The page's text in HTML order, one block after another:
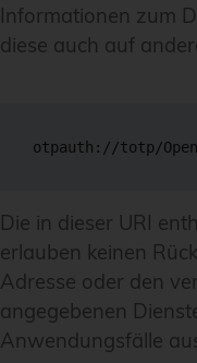
Informationen zum
diese auch auf
otpauth://totp/
Die in dieser URI
erlauben keinen
Adresse oder den
angegebenen
Anwendungsfälle